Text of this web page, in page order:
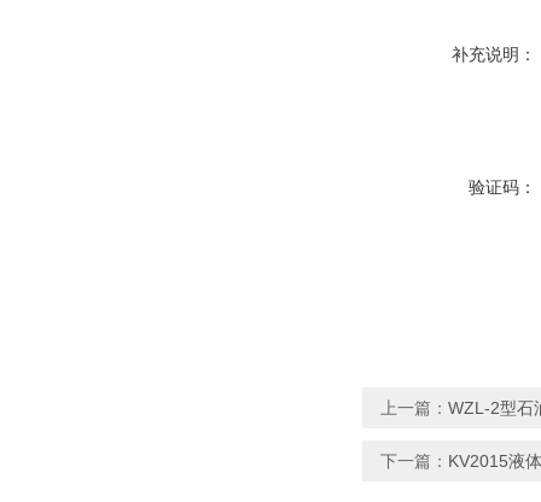
补充说明：
验证码：
上一篇： WZL-2型石
下一篇： KV2015液